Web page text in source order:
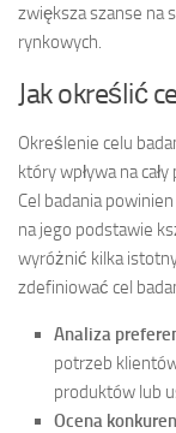
zwiększa szanse na
rynkowych.
Jak określić
Określenie celu
który wpływa na
Cel badania
na jego podstawie
wyróżnić kilka
zdefiniować cel
Analiza
potrzeb
produktów lub
Ocena